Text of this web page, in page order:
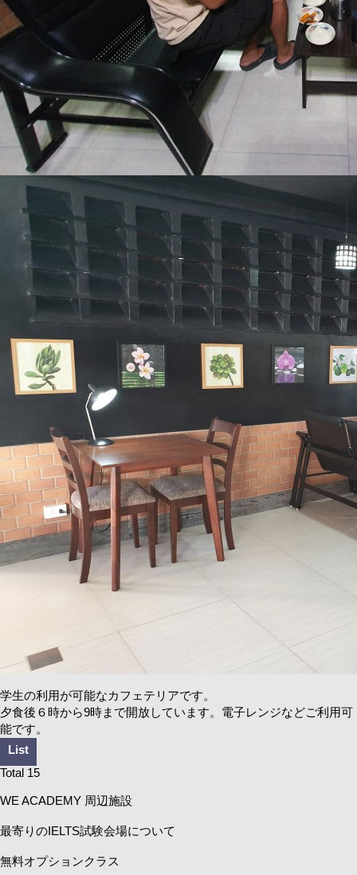
学生の利用が可能なカフェテリアです。
夕食後６時から9時まで開放しています。電子レンジなどご利用可
能です。
List
Total 15
WE ACADEMY 周辺施設
最寄りのIELTS試験会場について
無料オプションクラス